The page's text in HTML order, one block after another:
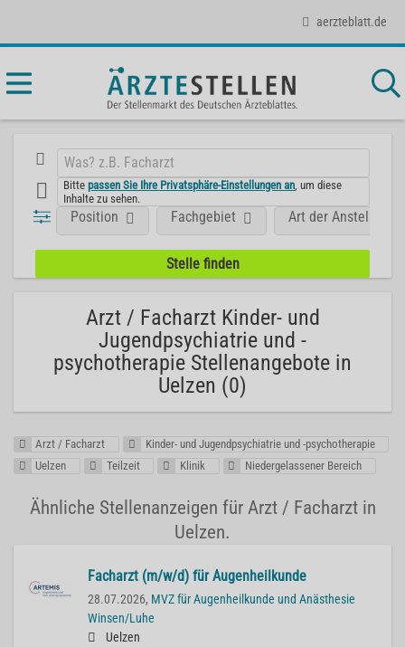
aerzteblatt.de
Bittepassen Sie Ihre Privatsphäre-Einstellungen an , um diese
Inhalte zu sehen.
Position Fachgebiet Art der Anstellung
Arzt / Facharzt Kinder- und
Jugendpsychiatrie und -
psychotherapie Stellenangebote in
Uelzen (0)
Arzt / Facharzt
Kinder- und Jugendpsychiatrie und -psychotherapie
Uelzen
Teilzeit Klinik Niedergelassener Bereich
Ähnliche Stellenanzeigen für Arzt / Facharzt in
Uelzen.
Facharzt (m/w/d) für Augenheilkunde
28.07.2026, MVZ für Augenheilkunde und Anästhesie
Winsen/Luhe
Uelzen